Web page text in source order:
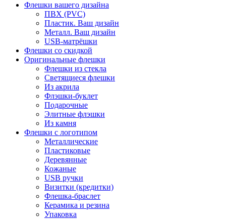
Флешки вашего дизайна
ПВХ (PVC)
Пластик. Ваш дизайн
Металл. Ваш дизайн
USB-матрёшки
Флешки со скидкой
Оригинальные флешки
Флешки из стекла
Светящиеся флешки
Из акрила
Флэшки-буклет
Подарочные
Элитные флэшки
Из камня
Флешки с логотипом
Металлические
Пластиковые
Деревянные
Кожаные
USB ручки
Визитки (кредитки)
Флешка-браслет
Керамика и резина
Упаковка